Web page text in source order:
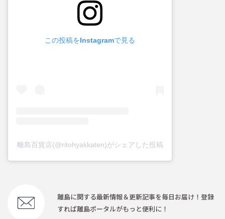
この投稿をInstagramで見る
離島百貨店(@ritohyakkaten)がシェアした投稿
離島に関する最新情報＆更新記事を毎日お届け！登録
すれば離島ポータルがもっと便利に！